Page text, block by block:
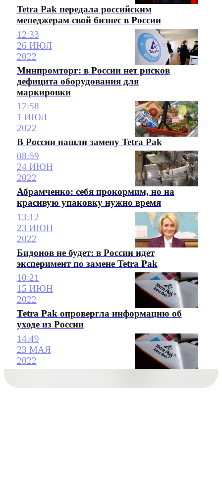
Tetra Pak передала российским
менеджерам свой бизнес в России
12:33
26 ИЮЛ
2022
Минпромторг: в России нет рисков
дефицита оборудования для
маркировки
17:58
1 ИЮЛ
2022
В России нашли замену Tetra Pak
08:59
24 ИЮН
2022
Абрамченко: себя прокормим, но на
красивую упаковку нужно время
13:12
23 ИЮН
2022
Бидонов не будет: в России идет
эксперимент по замене Tetra Pak
10:21
15 ИЮН
2022
Теtra Pak опровергла информацию об
уходе из России
14:49
23 МАЯ
2022